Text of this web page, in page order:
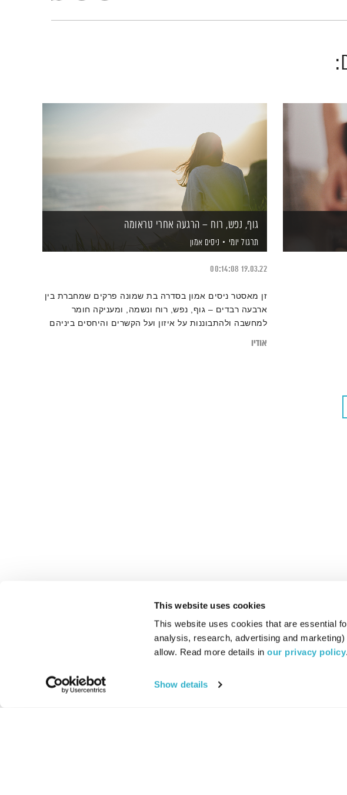
This website uses cookies
This website uses cookies that are essential
analysis, research, advertising and
allow. Read more details in our privacy policy.
Show details
גוף, נפש, רוח – הרגעה אחרי טראומה
תרגול יומי ניסים אמון
19.03.22
00:14:08
זן מאסטר ניסים אמון בסדרה בת שמונה פרקים שמחברת בין
ארבעה רבדים – גוף, נפש, רוח ונשמה, ומעניקה חומר
למחשבה ולהתבוננות על איזון ועל הקשרים והיחסים ביניהם
אודיו